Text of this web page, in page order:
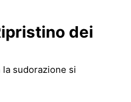
dei
la sudorazione si